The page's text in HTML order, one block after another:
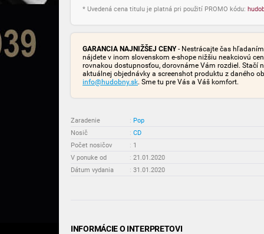
* Uvedená cena titulu je platná pri použití PROMO kódu:
GARANCIA NAJNIŽŠEJ CENY- Nestrácajte čas
nájdete v inom slovenskom e-shope nižšiu neakciovú
rovnakou dostupnosťou, dorovnáme Vám rozdiel. Stačí
aktuálnej objednávky a screenshot produktu z daného
info@hudobny.sk. Sme tu pre Vás a Váš komfort.
Zaradenie : Pop
Nosič
: CD
Počet nosičov
: 1
V ponuke od
: 21.01.2020
Dátum vydania
: 31.01.2020
INFORMÁCIE O INTERPRETOVI